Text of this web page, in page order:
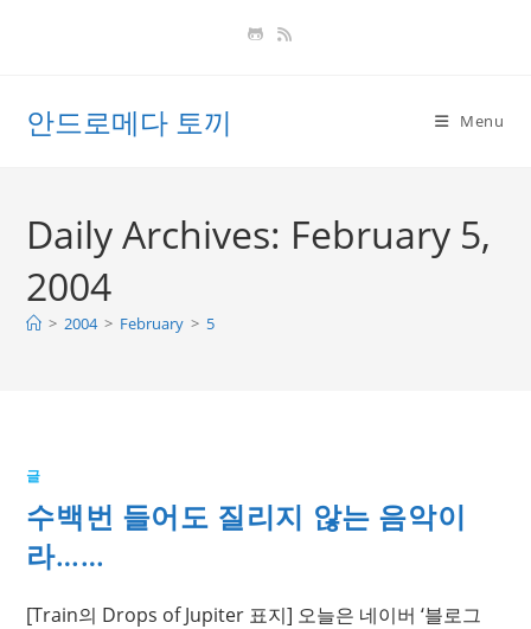
안드로메다 토끼 Menu
Daily Archives: February 5,
2004
> 2004 > February > 5
글
수백번 들어도 질리지 않는 음악이
라……
[Train의 Drops of Jupiter 표지] 오늘은 네이버 ‘블로그